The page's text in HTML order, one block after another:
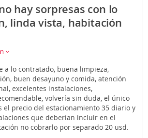
hay sorpresas con lo
linda vista, habitación
a lo contratado, buena limpieza,
buen desayuno y comida, atención
excelentes instalaciones,
volvería sin duda, el único
el precio del estacionamiento 35 diario y
que deberían incluir en el
no cobrarlo por separado 20 usd.